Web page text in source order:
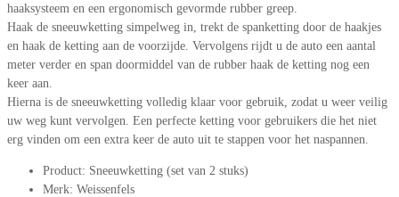
haaksysteem en een ergonomisch gevormde rubber greep.
Haak de sneeuwketting simpelweg in, trekt de spanketting door de haakjes
en haak de ketting aan de voorzijde. Vervolgens rijdt u de auto een aantal
meter verder en span doormiddel van de rubber haak de ketting nog een
keer aan.
Hierna is de sneeuwketting volledig klaar voor gebruik, zodat u weer veilig
uw weg kunt vervolgen. Een perfecte ketting voor gebruikers die het niet
erg vinden om een extra keer de auto uit te stappen voor het naspannen.
Product: Sneeuwketting (set van 2 stuks)
Merk: Weissenfels